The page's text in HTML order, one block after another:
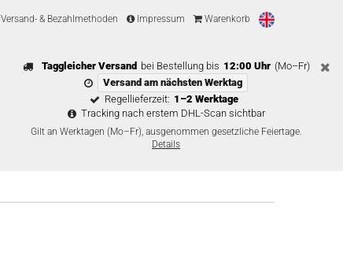
Versand- & Bezahlmethoden Impressum Warenkorb
Taggleicher Versand bei Bestellung bis 12:00 Uhr (Mo–Fr)
Versand am nächsten Werktag
Regellieferzeit: 1–2 Werktage
Tracking nach erstem DHL-Scan sichtbar
Gilt an Werktagen (Mo–Fr), ausgenommen gesetzliche Feiertage.
Details